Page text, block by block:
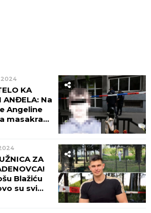
KA
ANĐELA: Na
Angeline
masakra
ZA
Blažiću
su svi